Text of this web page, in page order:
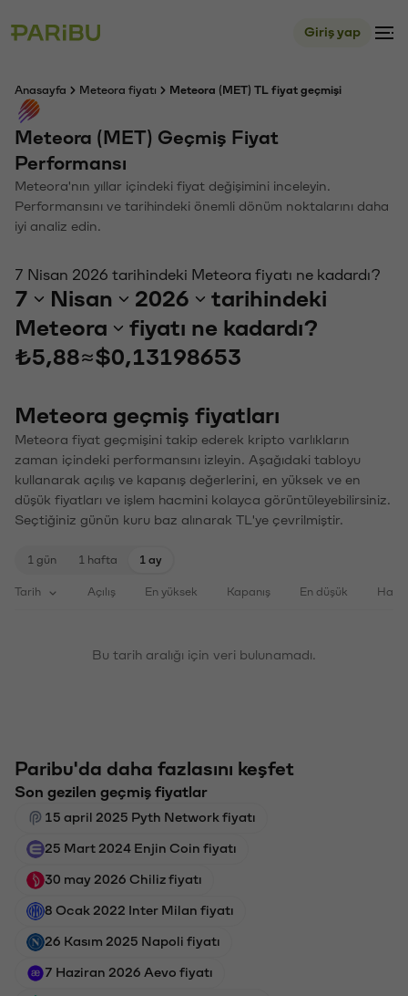
Giriş yap
Anasayfa Meteora fiyatı Meteora (MET) TL fiyat geçmişi
Meteora (MET) Geçmiş Fiyat
Performansı
Meteora'nın yıllar içindeki fiyat değişimini inceleyin.
Performansını ve tarihindeki önemli dönüm noktalarını daha
iyi analiz edin.
7 Nisan 2026 tarihindeki Meteora fiyatı ne kadardı?
7 Nisan 2026
tarihindeki
Meteora
fiyatı ne kadardı?
₺5,88≈$0,13198653
Meteora geçmiş fiyatları
Meteora fiyat geçmişini takip ederek kripto varlıkların
zaman içindeki performansını izleyin. Aşağıdaki tabloyu
kullanarak açılış ve kapanış değerlerini, en yüksek ve en
düşük fiyatları ve işlem hacmini kolayca görüntüleyebilirsiniz.
Seçtiğiniz günün kuru baz alınarak TL'ye çevrilmiştir.
1 gün 1 hafta 1 ay
Tarih Açılış En yüksek Kapanış En düşük
Bu tarih aralığı için veri bulunamadı.
Paribu'da daha fazlasını keşfet
Son gezilen geçmiş fiyatlar
15 april 2025 Pyth Network fiyatı
25 Mart 2024 Enjin Coin fiyatı
30 may 2026 Chiliz fiyatı
8 Ocak 2022 Inter Milan fiyatı
26 Kasım 2025 Napoli fiyatı
7 Haziran 2026 Aevo fiyatı